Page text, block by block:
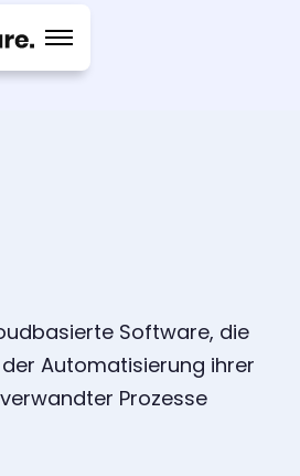
Software, die
Automatisierung ihrer
Prozesse